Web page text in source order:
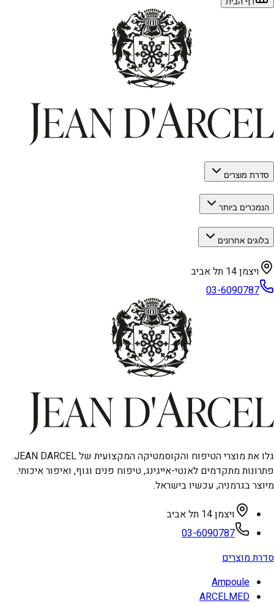
סדרת מוצרים
הנמכרים ביותר
בלוגים אחרונים
ויצמן 14 תל אביב
03-6090787
גלו את מוצרי הטיפוח והקוסמטיקה המקצועית של JEAN DARCEL.
פתרונות מתקדמים לאנטי-אייגינג, טיפוח פנים וגוף, ואיפור איכותי.
מיוצר בגרמניה, עכשיו בישראל.
ויצמן 14 תל אביב
03-6090787
סדרת מוצרים
Ampoule
ARCELMED